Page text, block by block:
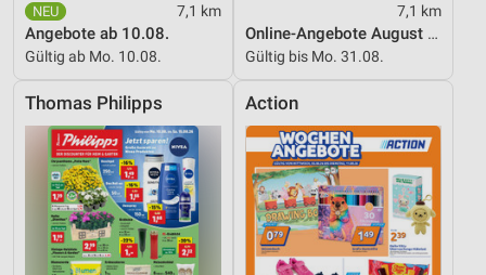
7,1 km
Angebote ab 10.08.
Gültig ab Mo. 10.08.
7,1 km
Online-Angebote August 2026
Gültig bis Mo. 31.08.
Thomas Philipps Action